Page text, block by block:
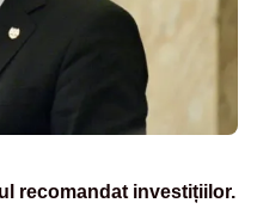
recomandat investițiilor.